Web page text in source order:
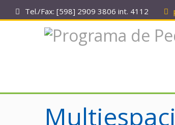
Tel./Fax: [598] 2909 3806 int. 4112